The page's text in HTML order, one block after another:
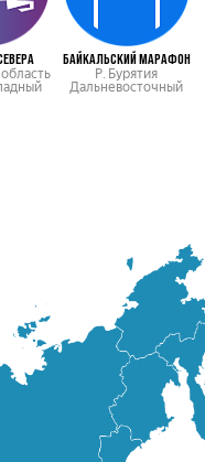
БАЙКАЛЬСКИЙ МАРАФОН
Р. Бурятия
Дальневосточный